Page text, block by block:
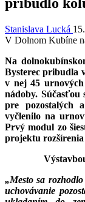
pribudlo
Stanislava Lucká
V Dolnom Kubíne
Na
Bysterec pribudla
v nej 45
nádoby. Súčasťou
pre pozostalých
vyčlenilo na
Prvý modul zo
projektu
„Mesto sa
uchovávanie